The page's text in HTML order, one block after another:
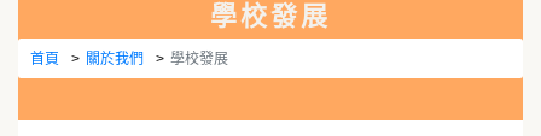
學校發展
首頁 關於我們 學校發展